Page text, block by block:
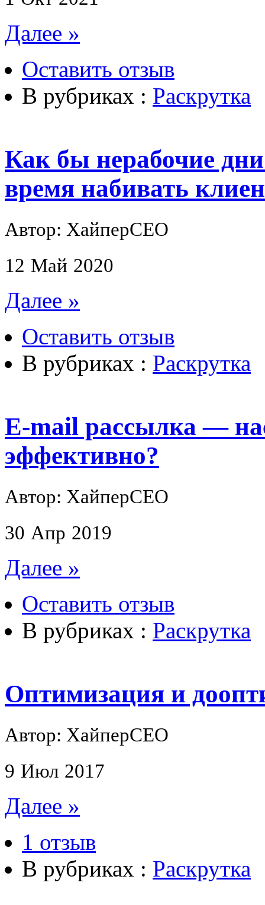
Далее »
Оставить отзыв
В рубриках : Раскрутка
Как бы нерабочие
время набивать
Автор: ХайперСЕО
12 Май 2020
Далее »
Оставить отзыв
В рубриках : Раскрутка
E-mail рассылка —
эффективно?
Автор: ХайперСЕО
30 Апр 2019
Далее »
Оставить отзыв
В рубриках : Раскрутка
Оптимизация и
Автор: ХайперСЕО
9 Июл 2017
Далее »
1 отзыв
В рубриках : Раскрутка